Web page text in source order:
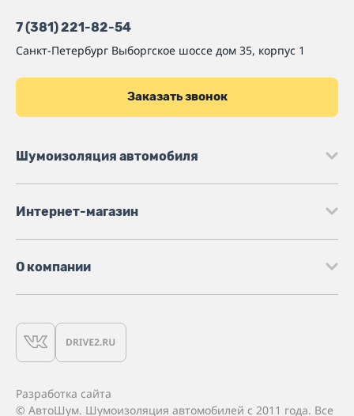
7 (381) 221-82-54
Санкт-Петербург Выборгское шоссе дом 35, корпус 1
Заказать звонок
Шумоизоляция автомобиля
Интернет-магазин
О компании
Разработка сайта
© АвтоШум. Шумоизоляция автомобилей с 2011 года. Все